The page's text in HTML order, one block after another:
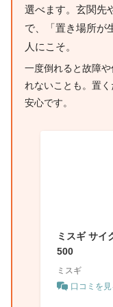
選べます。玄関先
で、「置き場所が
人にこそ。
一度倒れると故障
れないことも。置
安心です。
ミスギ サイ
500
ミスギ
口コミを見